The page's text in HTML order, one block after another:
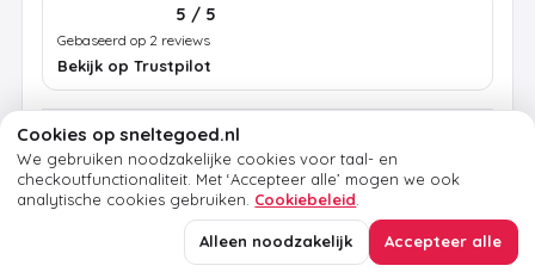
5 / 5
Gebaseerd op 2 reviews
Bekijk op Trustpilot
Algemene voorwaarden
Colofon
© 2026 sneltegoed.nl. Alle rechten voorbehouden.
Cookies op sneltegoed.nl
We gebruiken noodzakelijke cookies voor taal- en
checkoutfunctionaliteit. Met ‘Accepteer alle’ mogen we ook
analytische cookies gebruiken. Cookiebeleid
Alleen noodzakelijk Accepteer alle